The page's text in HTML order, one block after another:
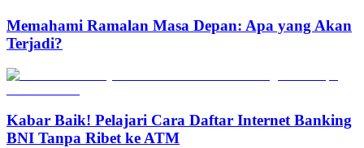
Memahami Ramalan Masa Depan: Apa yang Akan
Terjadi?
Kabar Baik! Pelajari Cara Daftar Internet Banking
BNI Tanpa Ribet ke ATM